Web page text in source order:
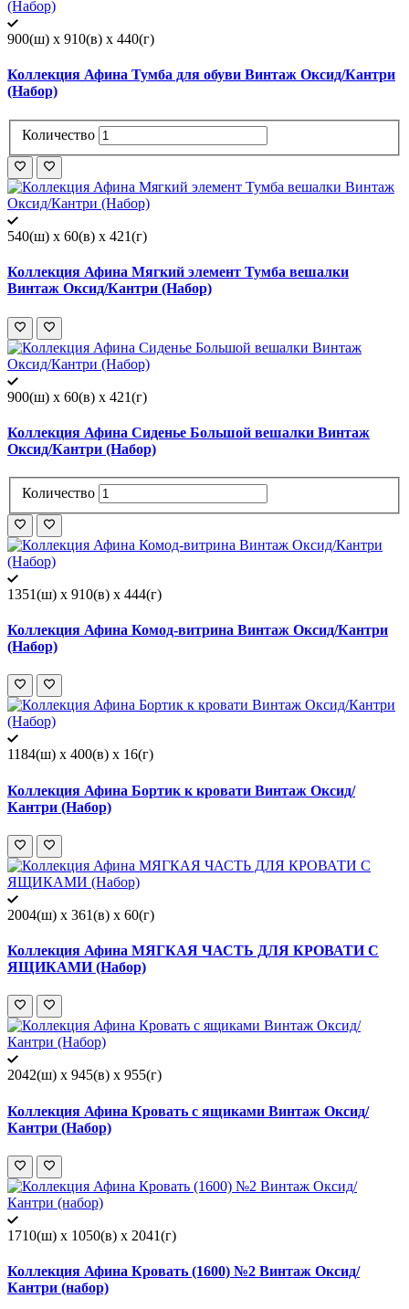
900(ш) x 910(в) x 440(г)
Коллекция Афина Тумба для обуви Винтаж Оксид/Кантри
(Набор)
Количество
540(ш) x 60(в) x 421(г)
Коллекция Афина Мягкий элемент Тумба вешалки
Винтаж Оксид/Кантри (Набор)
900(ш) x 60(в) x 421(г)
Коллекция Афина Сиденье Большой вешалки Винтаж
Оксид/Кантри (Набор)
Количество
1351(ш) x 910(в) x 444(г)
Коллекция Афина Комод-витрина Винтаж Оксид/Кантри
(Набор)
1184(ш) x 400(в) x 16(г)
Коллекция Афина Бортик к кровати Винтаж Оксид/
Кантри (Набор)
2004(ш) x 361(в) x 60(г)
Коллекция Афина МЯГКАЯ ЧАСТЬ ДЛЯ КРОВАТИ С
ЯЩИКАМИ (Набор)
2042(ш) x 945(в) x 955(г)
Коллекция Афина Кровать с ящиками Винтаж Оксид/
Кантри (Набор)
1710(ш) x 1050(в) x 2041(г)
Коллекция Афина Кровать (1600) №2 Винтаж Оксид/
Кантри (набор)